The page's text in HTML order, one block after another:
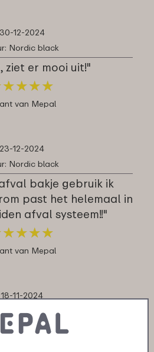
30-12-2024
Nordic black
ziet er mooi uit!"
★★★★
★★★★
van Mepal
23-12-2024
Nordic black
bakje gebruik ik
past het helemaal in
afval systeem!!"
★★★★
★★★★
van Mepal
18-11-2024
Nordic sage
"Idem"